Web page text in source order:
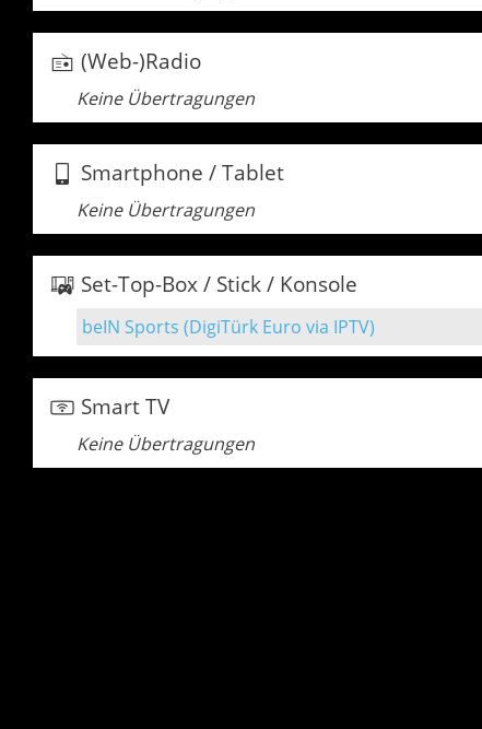
(Web-)Radio
Keine Übertragungen
Smartphone / Tablet
Keine Übertragungen
Set-Top-Box / Stick / Konsole
beIN Sports (DigiTürk Euro via IPTV)
Smart TV
Keine Übertragungen